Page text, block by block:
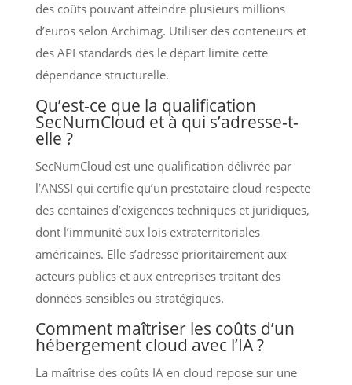
des coûts pouvant atteindre plusieurs millions
d’euros selon Archimag. Utiliser des conteneurs et
des API standards dès le départ limite cette
dépendance structurelle.
Qu’est-ce que la qualification
SecNumCloud et à qui s’adresse-t-
elle ?
SecNumCloud est une qualification délivrée par
l’ANSSI qui certifie qu’un prestataire cloud respecte
des centaines d’exigences techniques et juridiques,
dont l’immunité aux lois extraterritoriales
américaines. Elle s’adresse prioritairement aux
acteurs publics et aux entreprises traitant des
données sensibles ou stratégiques.
Comment maîtriser les coûts d’un
hébergement cloud avec l’IA ?
La maîtrise des coûts IA en cloud repose sur une